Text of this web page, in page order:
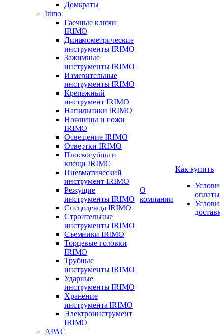
Домкраты
Irimo
Гаечные ключи
IRIMO
Динамометрические
инструменты IRIMO
Зажимные
инструменты IRIMO
Измерительные
инструменты IRIMO
Крепежный
инструмент IRIMO
Напильники IRIMO
Ножницы и ножи
IRIMO
Освещение IRIMO
Отвертки IRIMO
Плоскогубцы и
клещи IRIMO
Пневматический
инструмент IRIMO
Режущие
инструменты IRIMO
Спецодежда IRIMO
Строительные
инструменты IRIMO
Съемники IRIMO
Торцевые головки
IRIMO
Трубные
инструменты IRIMO
Ударные
инструменты IRIMO
Хранение
инструмента IRIMO
Электроинструмент
IRIMO
APAC
О
компании
Как купить
оплаты